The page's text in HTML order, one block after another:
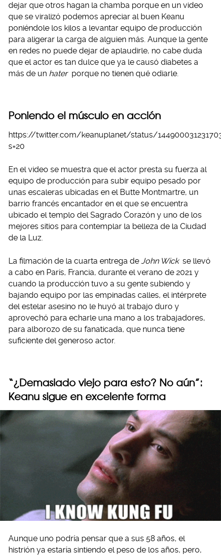
dejar que otros hagan la chamba porque en un video
que se viralizó podemos apreciar al buen Keanu
poniéndole los kilos a levantar equipo de producción
para aligerar la carga de alguien más. Aunque la gente
en redes no puede dejar de aplaudirle, no cabe duda
que el actor es tan dulce que ya le causó diabetes a
más de un hater porque no tienen qué odiarle.
Poniendo el músculo en acción
https://twitter.com/keanuplanet/status/
s=20
En el video se muestra que el actor presta su fuerza al
equipo de producción para subir equipo pesado por
unas escaleras ubicadas en el Butte Montmartre, un
barrio francés encantador en el que se encuentra
ubicado el templo del Sagrado Corazón y uno de los
mejores sitios para contemplar la belleza de la Ciudad
de la Luz.
La filmación de la cuarta entrega de John Wick se llevó
a cabo en París, Francia, durante el verano de 2021 y
cuando la producción tuvo a su gente subiendo y
bajando equipo por las empinadas calles, el intérprete
del estelar asesino no le huyó al trabajo duro y
aprovechó para echarle una mano a los trabajadores,
para alborozo de su fanaticada, que nunca tiene
suficiente del generoso actor.
“¿Demasiado viejo para esto? No aún”:
Keanu sigue en excelente forma
Aunque uno podría pensar que a sus 58 años, el
histrión ya estaría sintiendo el peso de los años, pero,